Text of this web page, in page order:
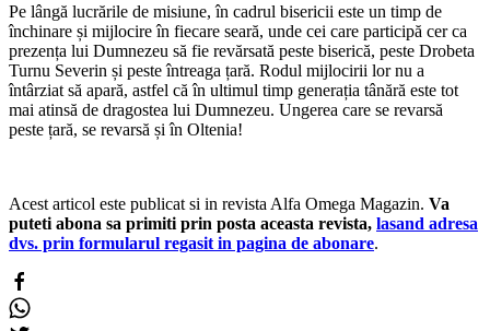
Pe lângă lucrările de misiune, în cadrul bisericii este un timp de
închinare și mijlocire în fiecare seară, unde cei care participă cer ca
prezența lui Dumnezeu să fie revărsată peste biserică, peste Drobeta
Turnu Severin și peste întreaga țară. Rodul mijlocirii lor nu a
întârziat să apară, astfel că în ultimul timp generația tânără este tot
mai atinsă de dragostea lui Dumnezeu. Ungerea care se revarsă
peste țară, se revarsă și în Oltenia!
Acest articol este publicat si in revista Alfa Omega Magazin. Va
puteti abona sa primiti prin posta aceasta revista, lasand adresa
dvs. prin formularul regasit in pagina de abonare.